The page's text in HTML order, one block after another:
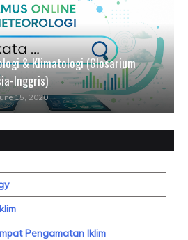
& Klimatologi (Glosarium
Inggris)
15, 2020
Pengamatan Iklim